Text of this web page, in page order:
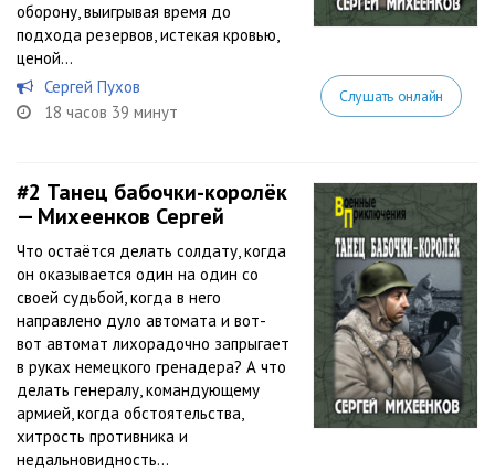
оборону, выигрывая время до
подхода резервов, истекая кровью,
ценой...
Сергей Пухов
18 часов 39 минут
Слушать онлайн
#2 Танец бабочки-королёк
— Михеенков Сергей
Что остаётся делать солдату, когда
он оказывается один на один со
своей судьбой, когда в него
направлено дуло автомата и вот-
вот автомат лихорадочно запрыгает
в руках немецкого гренадера? А что
делать генералу, командующему
армией, когда обстоятельства,
хитрость противника и
недальновидность...